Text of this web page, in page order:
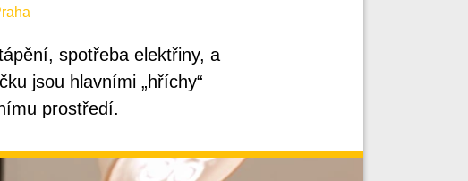
spotřeba elektřiny, a
jsou hlavními „hříchy“
prostředí.